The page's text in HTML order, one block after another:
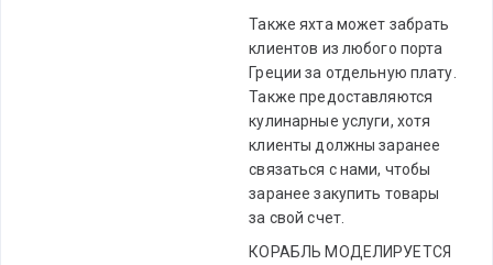
Также яхта может забрать
клиентов из любого порта
Греции за отдельную плату.
Также предоставляются
кулинарные услуги, хотя
клиенты должны заранее
связаться с нами, чтобы
заранее закупить товары
за свой счет.
КОРАБЛЬ МОДЕЛИРУЕТСЯ